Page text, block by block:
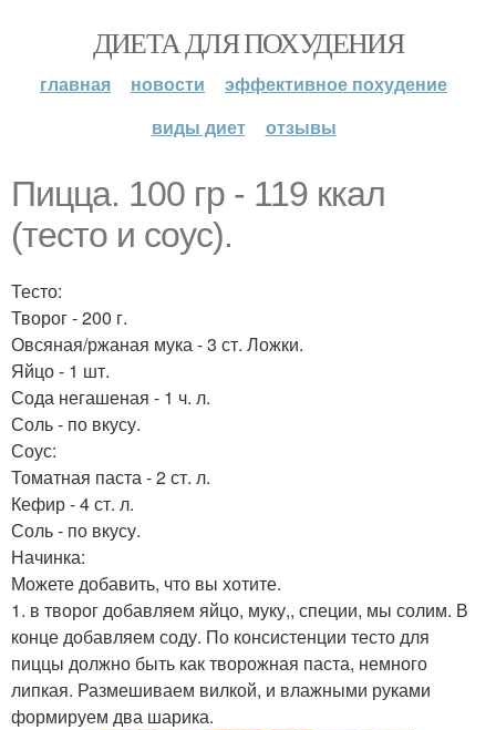
ДИЕТА ДЛЯ ПОХУДЕНИЯ
главная новости
эффективное похудение
виды диет
отзывы
Пицца. 100 гр - 119 ккал
(тесто и соус).
Тесто:
Творог - 200 г.
Овсяная/ржаная мука - 3 ст. Ложки.
Яйцо - 1 шт.
Сода негашеная - 1 ч. л.
Соль - по вкусу.
Соус:
Томатная паста - 2 ст. л.
Кефир - 4 ст. л.
Соль - по вкусу.
Начинка:
Можете добавить, что вы хотите.
1. в творог добавляем яйцо, муку,, специи, мы солим. В
конце добавляем соду. По консистенции тесто для
пиццы должно быть как творожная паста, немного
липкая. Размешиваем вилкой, и влажными руками
формируем два шарика.